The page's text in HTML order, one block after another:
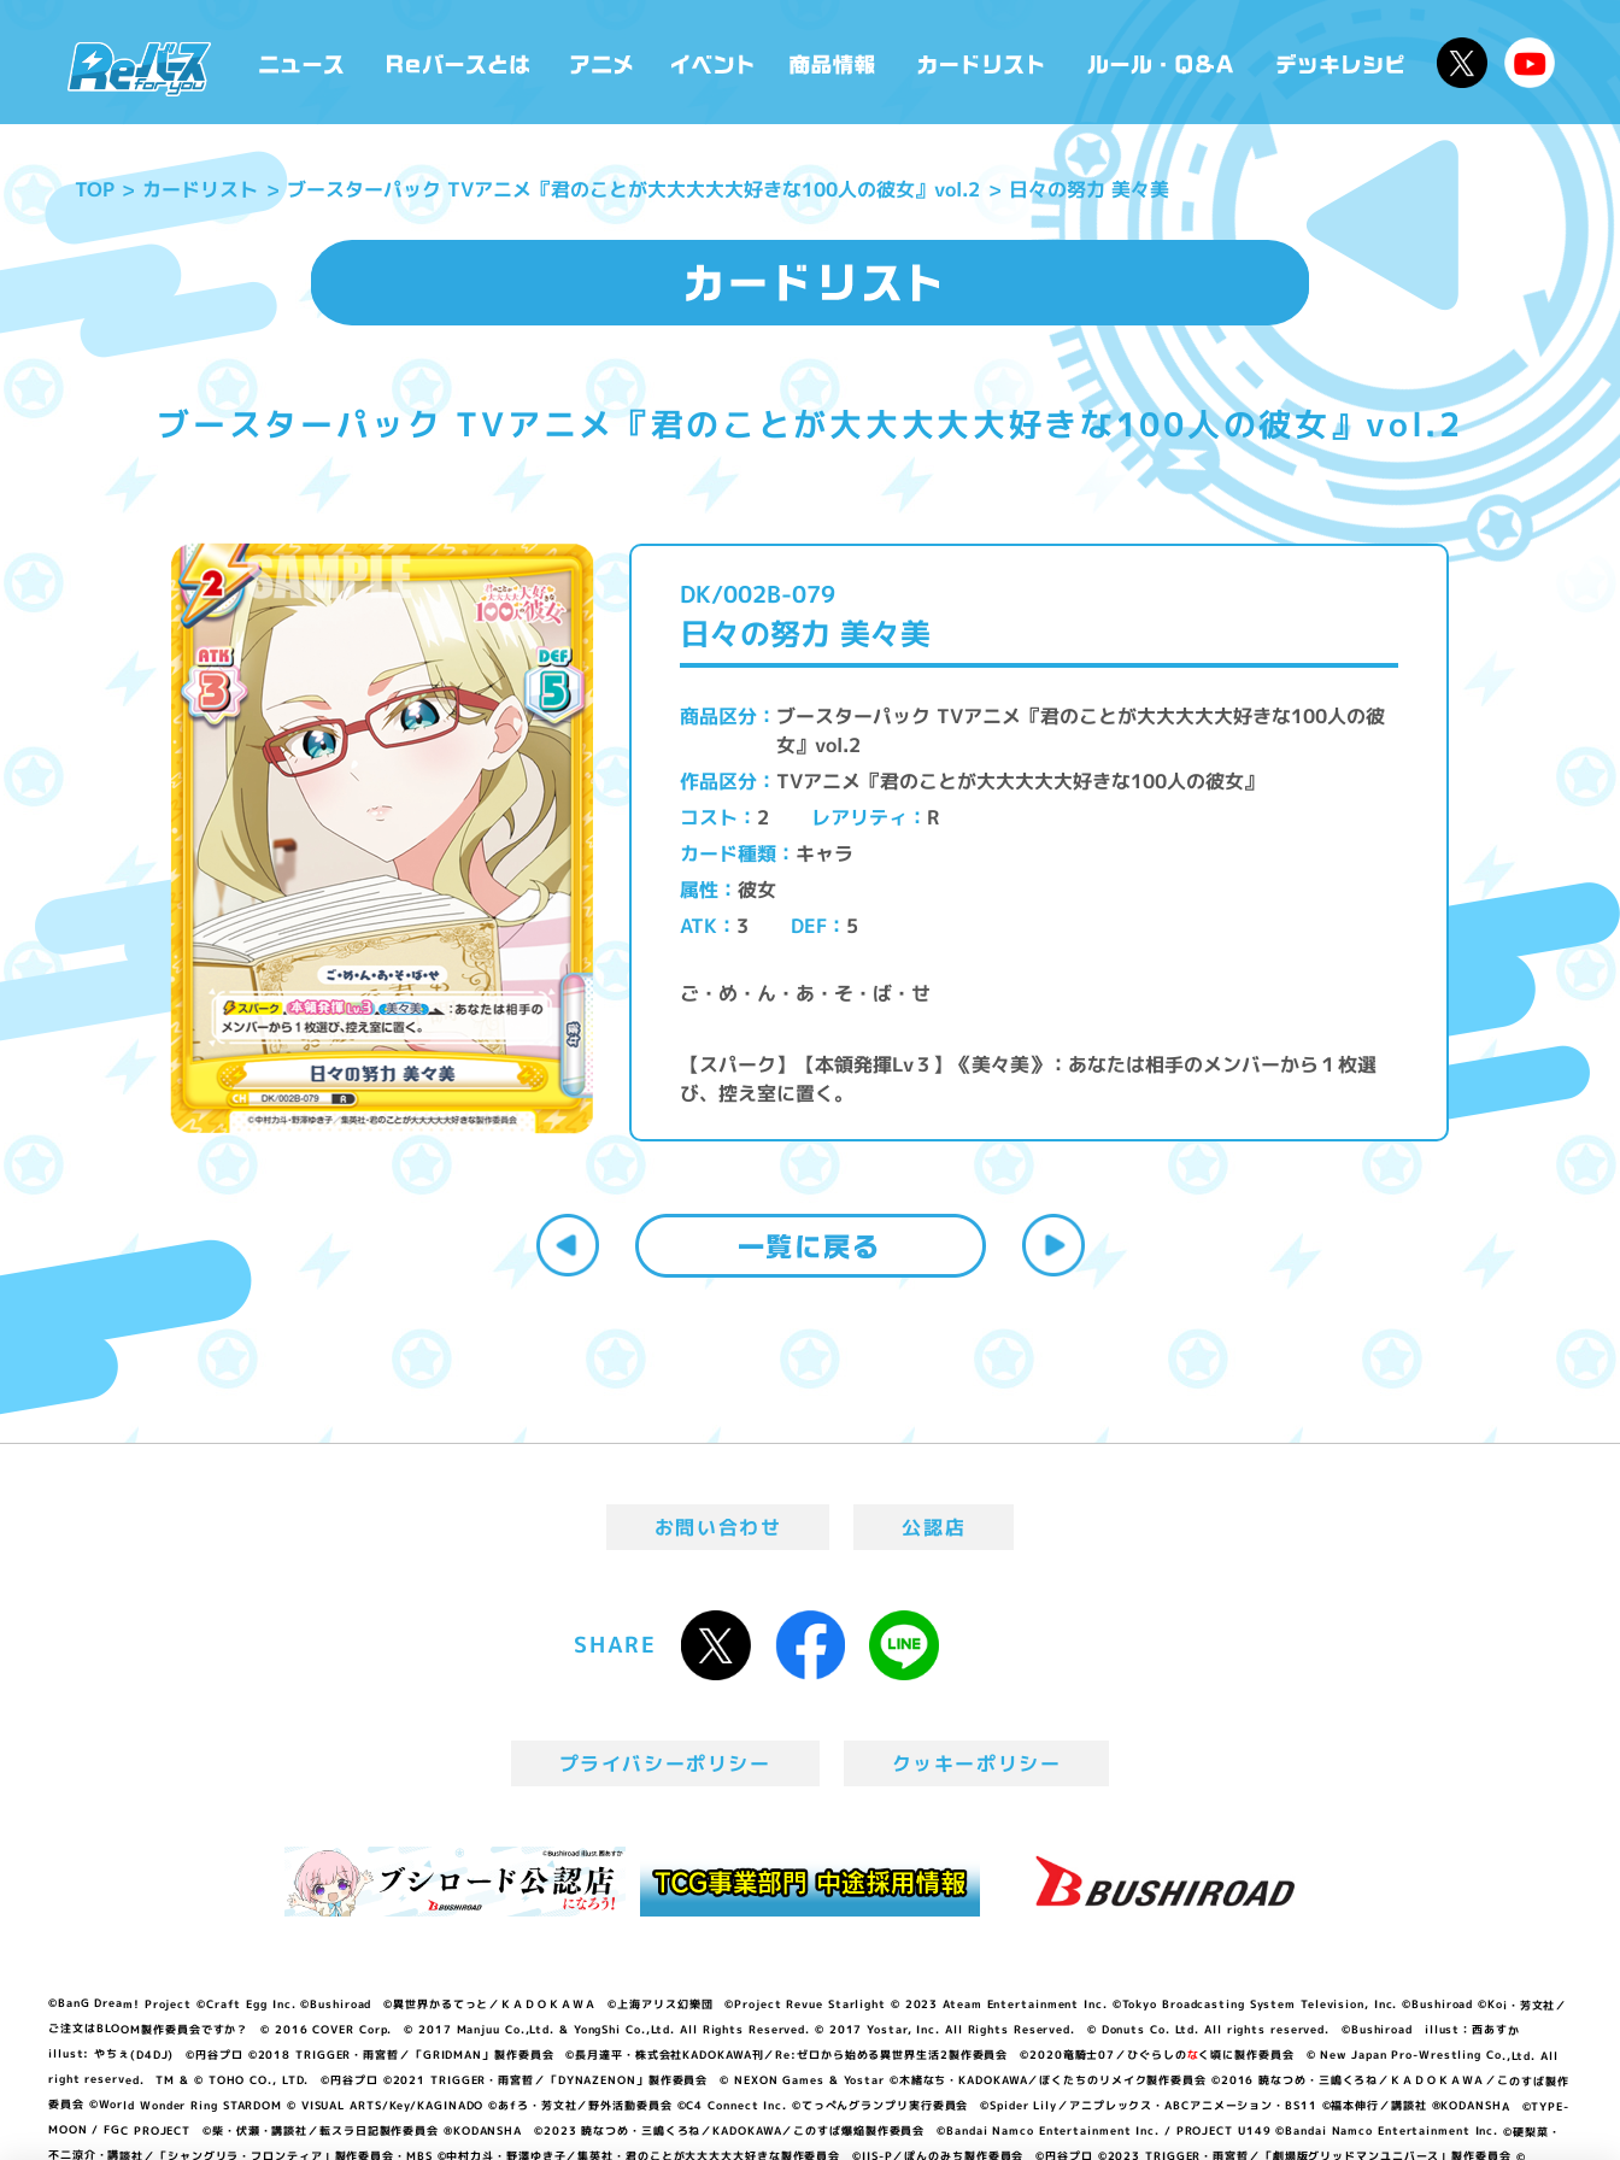
TOP カードリスト ブースターパック TVアニメ『君のことが大大大大大好きな100人の彼女』vol.2 日々の努力 美々美
ブースターパック TVアニメ『君のことが大大大大大好きな100人の彼女』vol.2
DK/002B-079
日々の努力 美々美
商品区分 ブースターパック TVアニメ『君のことが大大大大大好きな100人の彼
女』vol.2
作品区分 TVアニメ『君のことが大大大大大好きな100人の彼女』
コスト 2 レアリティ R
カード種類 キャラ
属性 彼女
ATK 3 DEF 5
ご・め・ん・あ・そ・ば・せ
【スパーク】【本領発揮Lv３】《美々美》：あなたは相手のメンバーから１枚選
び、控え室に置く。
お問い合わせ 公認店
SHARE
プライバシーポリシー クッキーポリシー
©BanG Dream! Project ©Craft Egg Inc. ©Bushiroad ©異世界かるてっと／ＫＡＤＯＫＡＷＡ ©上海アリス幻樂団 ©Project Revue Starlight © 2023 Ateam Entertainment Inc. ©Tokyo Broadcasting System Television, Inc. ©Bushiroad ©Koi・芳文社／
ご注文はBLOOM製作委員会ですか？ © 2016 COVER Corp. © 2017 Manjuu Co.,Ltd. & YongShi Co.,Ltd. All Rights Reserved. © 2017 Yostar, Inc. All Rights Reserved. © Donuts Co. Ltd. All rights reserved. ©Bushiroad illust：西あすか
illust: やちぇ(D4DJ) ©円谷プロ ©2018 TRIGGER・雨宮哲／「GRIDMAN」製作委員会 ©長月達平・株式会社KADOKAWA刊／Re:ゼロから始める異世界生活2製作委員会 ©2020竜騎士07／ひぐらしのなく頃に製作委員会 © New Japan Pro-Wrestling Co.,Ltd. All
right reserved. TM & © TOHO CO., LTD. ©円谷プロ ©2021 TRIGGER・雨宮哲／「DYNAZENON」製作委員会 © NEXON Games & Yostar ©木緒なち・KADOKAWA／ぼくたちのリメイク製作委員会 ©2016 暁なつめ・三嶋くろね／ＫＡＤＯＫＡＷＡ／このすば製作
委員会 ©World Wonder Ring STARDOM © VISUAL ARTS/Key/KAGINADO ©あfろ・芳文社／野外活動委員会 ©C4 Connect Inc. ©てっぺんグランプリ実行委員会 ©Spider Lily／アニプレックス・ABCアニメーション・BS11 ©福本伸行／講談社 ®KODANSHA ©TYPE-
MOON / FGC PROJECT ©柴・伏瀬・講談社／転スラ日記製作委員会 ®KODANSHA ©2023 暁なつめ・三嶋くろね／KADOKAWA／このすば爆焔製作委員会 ©Bandai Namco Entertainment Inc. / PROJECT U149 ©Bandai Namco Entertainment Inc. ©硬梨菜・
不二涼介・講談社／「シャングリラ・フロンティア」製作委員会・MBS ©中村力斗・野澤ゆき子／集英社・君のことが大大大大大好きな製作委員会 ©IIS-P／ぽんのみち製作委員会 ©円谷プロ ©2023 TRIGGER・雨宮哲／「劇場版グリッドマンユニバース」製作委員会 ©